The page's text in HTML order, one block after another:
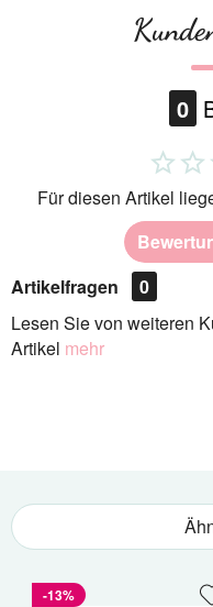
0
Für diesen Artikel
Artikelfragen
0
Lesen Sie von weiteren
Artikel mehr
-13%